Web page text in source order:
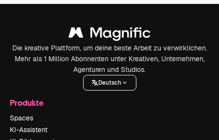
Die kreative Plattform, um deine beste Arbeit zu verwirklichen.
Mehr als 1 Million Abonnenten unter Kreativen, Unternehmen,
Agenturen und Studios.
Deutsch
Produkte
Spaces
KI-Assistent